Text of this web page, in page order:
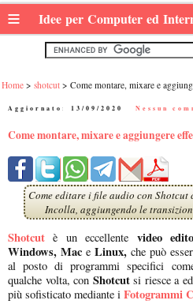
≡ Idee per Computer ed
Home shotcut Come montare, mixare e
Aggiornato: 13/09/2020 Nessun
Come montare, mixare e aggiungere
Come editare i file audio con
Incolla, aggiungendo le
Shotcut è un eccellente video
Windows, Mac e Linux, che può
al posto di programmi specifici
qualche volta, con Shotcutsi riesce a
più sofisticato mediante i Fotogrammi